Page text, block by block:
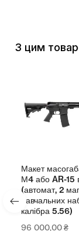
З цим
Макет
М4 або AR-15
(автомат, 2
навчальних
калібра 5.56)
96 000,00₴